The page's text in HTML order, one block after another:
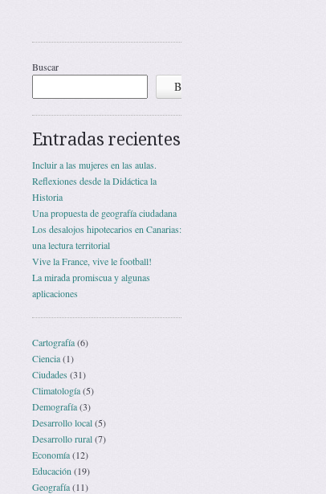
Buscar
Buscar
Entradas recientes
Incluir a las mujeres en las aulas.
Reflexiones desde la Didáctica la
Historia
Una propuesta de geografía ciudadana
Los desalojos hipotecarios en Canarias:
una lectura territorial
Vive la France, vive le football!
La mirada promiscua y algunas
aplicaciones
Cartografía(6)
Ciencia(1)
Ciudades (31)
Climatología(5)
Demografía(3)
Desarrollo local(5)
Desarrollo rural(7)
Economía(12)
Educación (19)
Geografía(11)